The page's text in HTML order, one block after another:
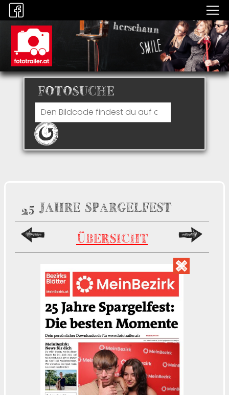
FOTOSUCHE
25 JAHRE SPARGELFEST
ÜBERSICHT